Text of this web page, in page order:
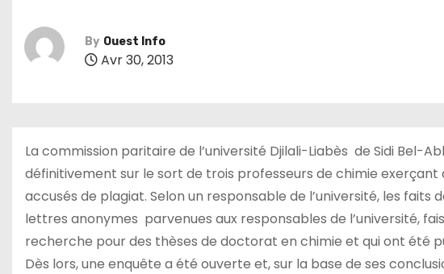
By Ouest Info
Avr 30, 2013
La commission paritaire de l’université Djilali-Liabès de Sidi Bel-
définitivement sur le sort de trois professeurs de chimie
accusés de plagiat. Selon un responsable de l’université, les
lettres anonymes parvenues aux responsables de l’université,
recherche pour des thèses de doctorat en chimie et qui ont été
Dès lors, une enquête a été ouverte et, sur la base de ses